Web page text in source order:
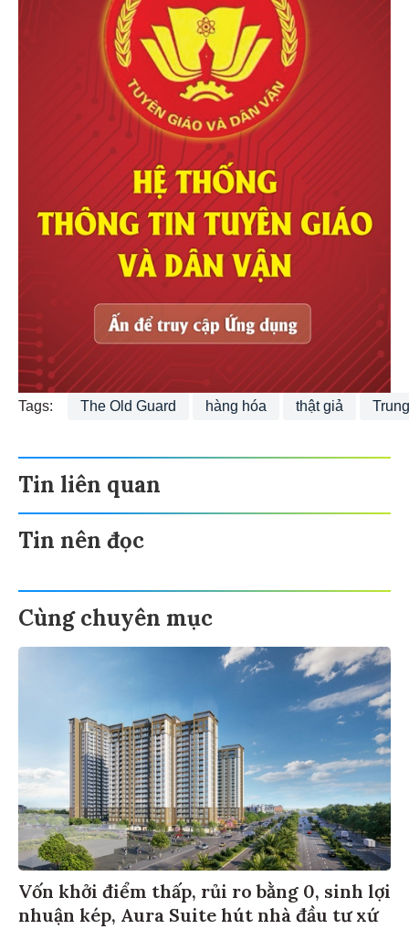
Tags: The Old Guard hàng hóa thật giả
Tin liên quan
Tin nên đọc
Cùng chuyên mục
Vốn khởi điểm thấp, rủi ro bằng 0, sinh lợi
nhuận kép, Aura Suite hút nhà đầu tư xứ